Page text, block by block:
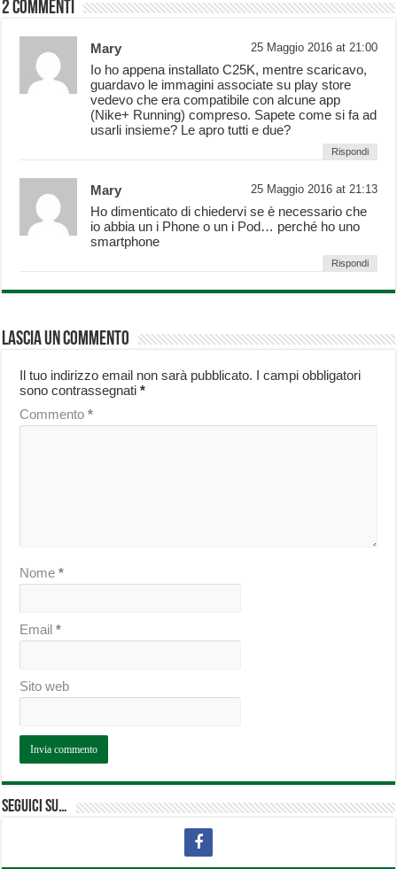
2 commenti
Mary 25 Maggio 2016 at 21:00
Io ho appena installato C25K, mentre scaricavo,
guardavo le immagini associate su play store
vedevo che era compatibile con alcune app
(Nike+ Running) compreso. Sapete come si fa ad
usarli insieme? Le apro tutti e due?
Rispondi
Mary 25 Maggio 2016 at 21:13
Ho dimenticato di chiedervi se è necessario che
io abbia un i Phone o un i Pod… perché ho uno
smartphone
Rispondi
Lascia un commento
Il tuo indirizzo email non sarà pubblicato. I campi obbligatori
sono contrassegnati*
Commento*
Nome*
Email*
Sito web
Seguici su…